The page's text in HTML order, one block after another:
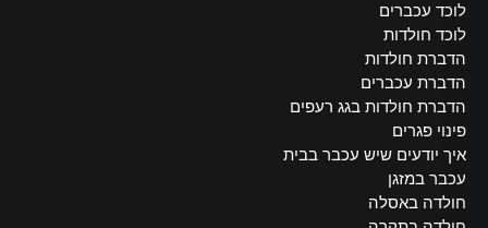
לוכד עכברים
לוכד חולדות
הדברת חולדות
הדברת עכברים
הדברת חולדות בגג רעפים
פינוי פגרים
איך יודעים שיש עכבר בבית
עכבר במזגן
חולדה באסלה